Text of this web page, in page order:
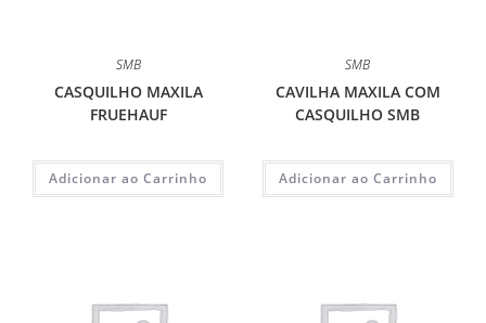
SMB
CASQUILHO MAXILA
FRUEHAUF
Adicionar ao Carrinho
SMB
CAVILHA MAXILA COM
CASQUILHO SMB
Adicionar ao Carrinho